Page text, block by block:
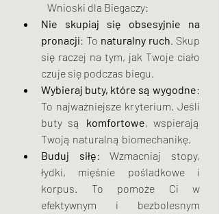
   Wnioski dla Biegaczy:
Nie skupiaj się obsesyjnie na
pronacji: To naturalny ruch. Skup
się raczej na tym, jak Twoje ciało
czuje się podczas biegu.
Wybieraj buty, które są wygodne:
To najważniejsze kryterium. Jeśli
buty są komfortowe, wspierają
Twoją naturalną biomechanikę.
Buduj siłę: Wzmacniaj stopy,
łydki, mięśnie pośladkowe i
korpus. To pomoże Ci w
efektywnym i bezbolesnym